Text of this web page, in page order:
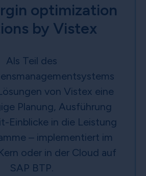
optimization
by Vistex
Als Teil des
von Vistex eine
Planung, Ausführung
Einblicke in die Leistung
– implementiert im
oder in der Cloud auf
SAP BTP.